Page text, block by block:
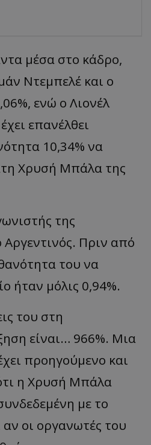
μέσα στο κάδρο,
Ντεμπελέ και ο
ενώ ο Λιονέλ
επανέλθει
10,34% να
Χρυσή Μπάλα της
της
Αργεντινός. Πριν από
του να
ήταν μόλις 0,94%.
του στη
είναι… 966%. Μια
προηγούμενο και
η Χρυσή Μπάλα
με το
οι οργανωτές του